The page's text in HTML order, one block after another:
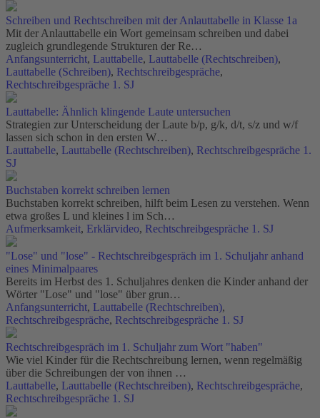
Schreiben und Rechtschreiben mit der Anlauttabelle in Klasse 1a
Mit der Anlauttabelle ein Wort gemeinsam schreiben und dabei
zugleich grundlegende Strukturen der Re…
Anfangsunterricht, Lauttabelle, Lauttabelle (Rechtschreiben),
Lauttabelle (Schreiben), Rechtschreibgespräche,
Rechtschreibgespräche 1. SJ
Lauttabelle: Ähnlich klingende Laute untersuchen
Strategien zur Unterscheidung der Laute b/p, g/k, d/t, s/z und w/f
lassen sich schon in den ersten W…
Lauttabelle, Lauttabelle (Rechtschreiben), Rechtschreibgespräche 1.
SJ
Buchstaben korrekt schreiben lernen
Buchstaben korrekt schreiben, hilft beim Lesen zu verstehen. Wenn
etwa großes L und kleines l im Sch…
Aufmerksamkeit, Erklärvideo, Rechtschreibgespräche 1. SJ
"Lose" und "lose" - Rechtschreibgespräch im 1. Schuljahr anhand
eines Minimalpaares
Bereits im Herbst des 1. Schuljahres denken die Kinder anhand der
Wörter "Lose" und "lose" über grun…
Anfangsunterricht, Lauttabelle (Rechtschreiben),
Rechtschreibgespräche, Rechtschreibgespräche 1. SJ
Rechtschreibgespräch im 1. Schuljahr zum Wort "haben"
Wie viel Kinder für die Rechtschreibung lernen, wenn regelmäßig
über die Schreibungen der von ihnen …
Lauttabelle, Lauttabelle (Rechtschreiben), Rechtschreibgespräche,
Rechtschreibgespräche 1. SJ